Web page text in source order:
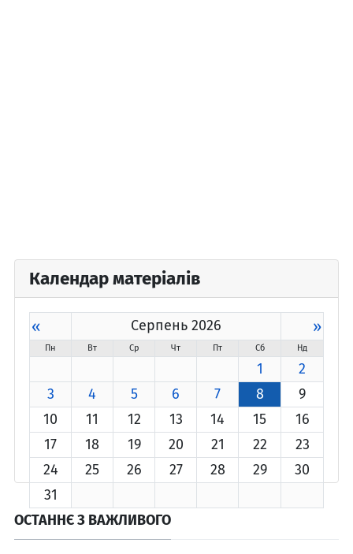
Календар матеріалів
« Серпень 2026 »
Пн Вт Ср Чт Пт Сб Нд
1
2
3
4 5 6 7 8
9
10
11 12 13 14 15
16
17
18 19 20 21 22
23
24
25 26 27 28 29
30
31
ОСТАННЄ З ВАЖЛИВОГО